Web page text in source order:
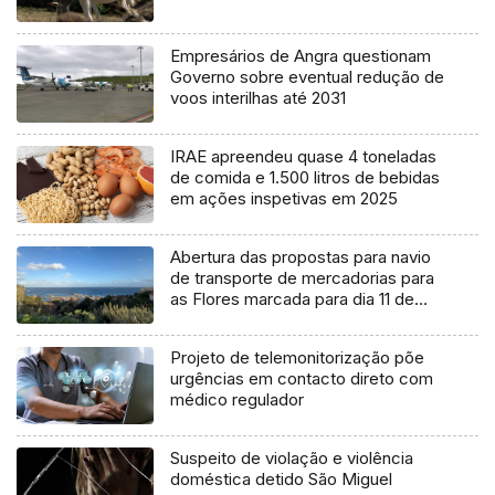
Empresários de Angra questionam
Governo sobre eventual redução de
voos interilhas até 2031
IRAE apreendeu quase 4 toneladas
de comida e 1.500 litros de bebidas
em ações inspetivas em 2025
Abertura das propostas para navio
de transporte de mercadorias para
as Flores marcada para dia 11 de
Projeto de telemonitorização põe
urgências em contacto direto com
médico regulador
Suspeito de violação e violência
doméstica detido São Miguel